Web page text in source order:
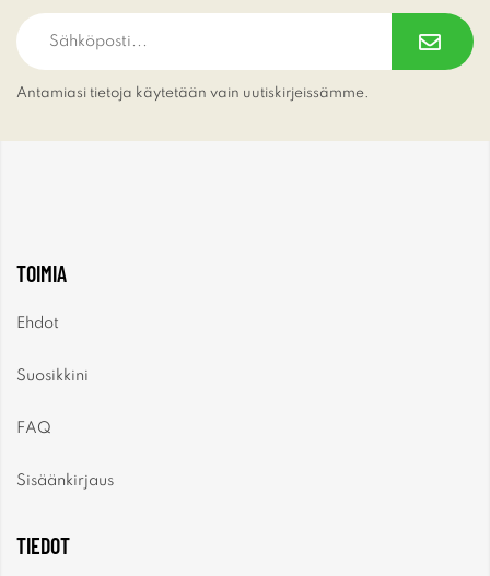
Antamiasi tietoja käytetään vain uutiskirjeissämme.
TOIMIA
Ehdot
Suosikkini
FAQ
Sisäänkirjaus
TIEDOT